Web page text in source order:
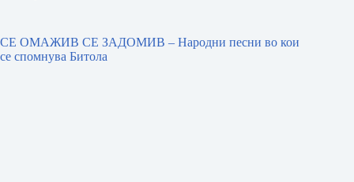
СЕ ОМАЖИВ СЕ ЗАДОМИВ – Народни песни во кои
се спомнува Битола